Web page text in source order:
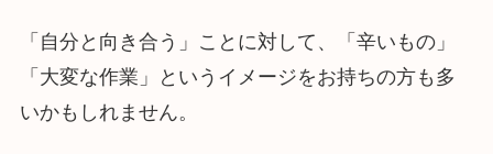
「自分と向き合う」ことに対して、「辛いもの」
「大変な作業」というイメージをお持ちの方も多
いかもしれません。